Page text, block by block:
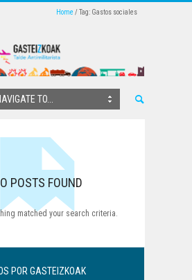
Home Tag: Gastos sociales
TO...
POSTS FOUND
matched your search criteria.
POR GASTEIZKOAK